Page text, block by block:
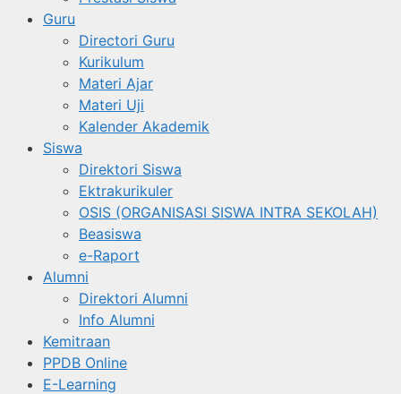
Guru
Directori Guru
Kurikulum
Materi Ajar
Materi Uji
Kalender Akademik
Siswa
Direktori Siswa
Ektrakurikuler
OSIS (ORGANISASI SISWA INTRA SEKOLAH)
Beasiswa
e-Raport
Alumni
Direktori Alumni
Info Alumni
Kemitraan
PPDB Online
E-Learning